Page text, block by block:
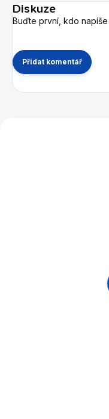
Diskuze
Buďte první, kdo
Přidat komentář